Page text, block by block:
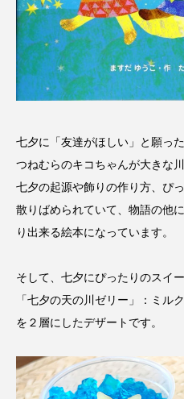
3年生 4年生 6
7月 accototo
CONCLAVE
DEPARTURES
HAMNET HERE 時を
HONEY FM IT’S
LATE SHIFT Let's 追
MOCOコレクション オムニ
七夕に「友達がほしい」と願っ
つねむらのキコちゃんが大きな
七夕の起源や飾りの作り方、ぴ
散りばめられていて、物語の他
り出来る絵本になっています。
そして、七夕にぴったりのスイ
「七夕の天の川ゼリー」：ミル
を２層にしたデザートです。